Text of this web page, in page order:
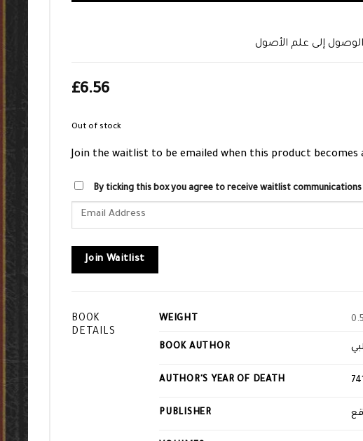
إلى علم الأصول
£6.56
Out of stock
Join the waitlist to be emailed when this product becomes
By ticking this box you agree to receive waitlist communications
Enter
address
to
waitlist
for
Join Waitlist
BOOK
DETAILS
WEIGHT
BOOK AUTHOR
AUTHOR'S YEAR OF DEATH
PUBLISHER